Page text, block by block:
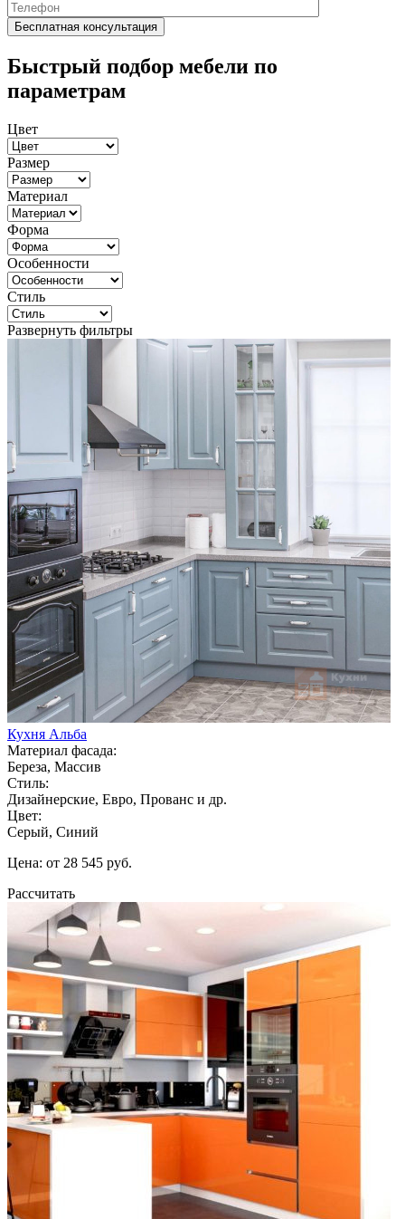
Быстрый подбор мебели по
параметрам
Цвет
Размер
Материал
Форма
Особенности
Стиль
Развернуть фильтры
Кухня Альба
Материал фасада:
Береза, Массив
Стиль:
Дизайнерские, Евро, Прованс и др.
Цвет:
Серый, Синий
Цена: от 28 545 руб.
Рассчитать